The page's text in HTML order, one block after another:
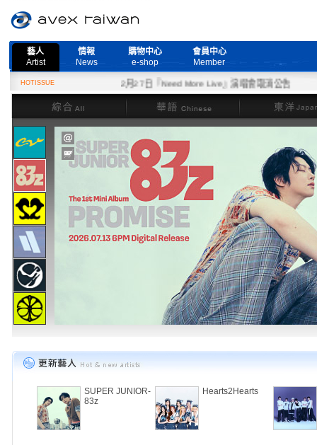
藝人
Artist
情報
News
購物中心
e-shop
會員中心
Member
HOTISSUE
2月27日『Need More Live』演唱會取消公告
綜合
華語 東洋
SUPER JUNIOR-
83z
Hearts2Hearts